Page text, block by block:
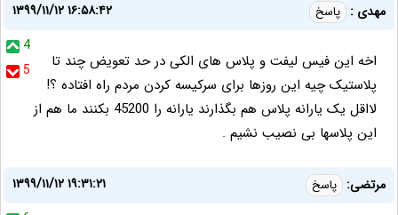
مهدی : پاسخ
۱۳۹۹/۱۱/۱۲ ۱۶:۵۸:۴۲
4
5
اخه این فیس لیفت و پلاس های الکی در حد تعویض چند تا
پلاستیک چیه این روزها برای سرکیسه کردن مردم راه افتاده ؟!
لااقل یک یارانه پلاس هم بگذارند یارانه را 45200 بکنند ما هم از
این پلاسها بی نصیب نشیم .
مرتضی: پاسخ
۱۳۹۹/۱۱/۱۲ ۱۹:۳۱:۲۱